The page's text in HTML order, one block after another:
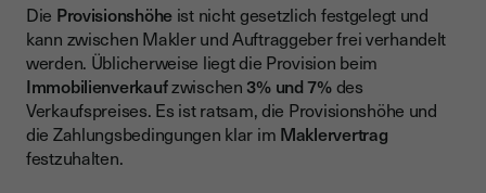
Die Provisionshöheist nicht gesetzlich festgelegt und
kann zwischen Makler und Auftraggeber frei verhandelt
werden. Üblicherweise liegt die Provision beim
Immobilienverkaufzwischen 3% und 7%des
Verkaufspreises. Es ist ratsam, die Provisionshöhe und
die Zahlungsbedingungen klar im Maklervertrag
festzuhalten.